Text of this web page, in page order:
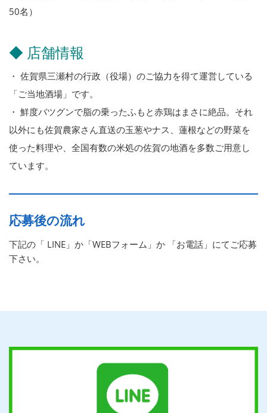
50名）
◆ 店舗情報
・ 佐賀県三瀬村の行政（役場）のご協力を得て運営している
「ご当地酒場」です。
・ 鮮度バツグンで脂の乗ったふもと赤鶏はまさに絶品。それ
以外にも佐賀農家さん直送の玉葱やナス、蓮根などの野菜を
使った料理や、全国有数の米処の佐賀の地酒を多数ご用意し
ています。
応募後の流れ
下記の「 LINE」か「WEBフォーム」か 「お電話」にてご応募
下さい。